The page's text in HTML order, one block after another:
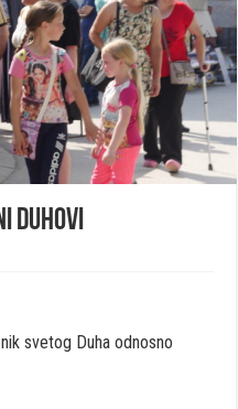
Duhovi
svetog Duha odnosno